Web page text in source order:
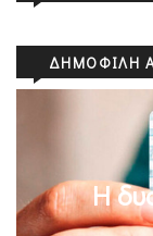
ΔΗΜΟΦΙΛΉ
Η